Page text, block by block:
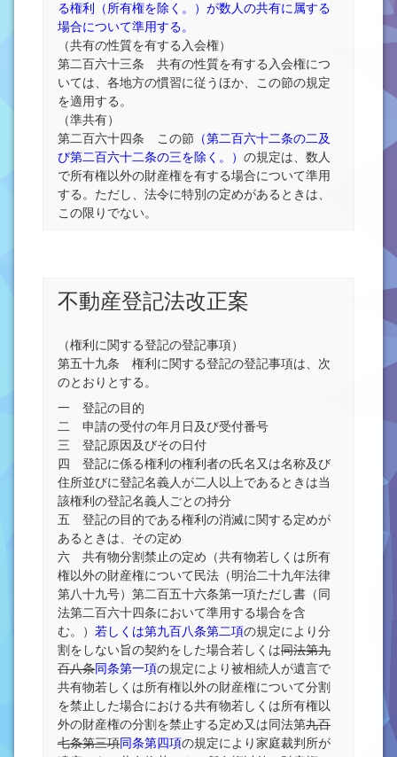
る権利（所有権を除く。）が数人の共有に属する
場合について準用する。
（共有の性質を有する入会権）
第二百六十三条 共有の性質を有する入会権につ
いては、各地方の慣習に従うほか、この節の規定
を適用する。
（準共有）
第二百六十四条 この節 （第二百六十二条の二及
び第二百六十二条の三を除く。） の規定は、数人
で所有権以外の財産権を有する場合について準用
する。ただし、法令に特別の定めがあるときは、
この限りでない。
不動産登記法改正案
（権利に関する登記の登記事項）
第五十九条 権利に関する登記の登記事項は、次
のとおりとする。
一 登記の目的
二 申請の受付の年月日及び受付番号
三 登記原因及びその日付
四 登記に係る権利の権利者の氏名又は名称及び
住所並びに登記名義人が二人以上であるときは当
該権利の登記名義人ごとの持分
五 登記の目的である権利の消滅に関する定めが
あるときは、その定め
六 共有物分割禁止の定め（共有物若しくは所有
権以外の財産権について民法（明治二十九年法律
第八十九号）第二百五十六条第一項ただし書（同
法第二百六十四条において準用する場合を含
む。） 若しくは第九百八条第二項の規定により分
割をしない旨の契約をした場合若しくは同法第九
百八条同条第一項の規定により被相続人が遺言で
共有物若しくは所有権以外の財産権について分割
を禁止した場合における共有物若しくは所有権以
外の財産権の分割を禁止する定め又は同法第九百
七条第三項同条第四項の規定により家庭裁判所が